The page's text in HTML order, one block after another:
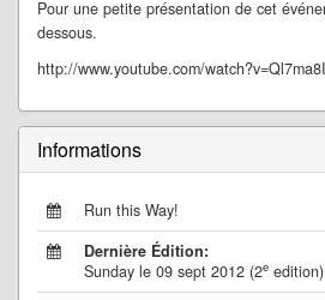
Pour une petite présentation de cet
dessous.
http://www.youtube.com/
Informations
Run this Way!
Dernière Édition:
Sunday le 09 sept 2012 (2e edition)